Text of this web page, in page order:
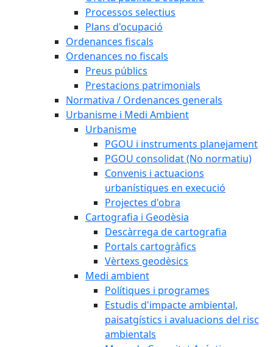
Processos selectius
Plans d'ocupació
Ordenances fiscals
Ordenances no fiscals
Preus públics
Prestacions patrimonials
Normativa / Ordenances generals
Urbanisme i Medi Ambient
Urbanisme
PGOU i instruments planejament
PGOU consolidat (No normatiu)
Convenis i actuacions
urbanístiques en execució
Projectes d'obra
Cartografia i Geodèsia
Descàrrega de cartografia
Portals cartogràfics
Vèrtexs geodèsics
Medi ambient
Polítiques i programes
Estudis d'impacte ambiental,
paisatgístics i avaluacions del risc
ambientals